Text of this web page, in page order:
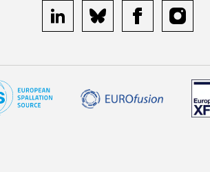
linkedin bluesky facebookinstagram